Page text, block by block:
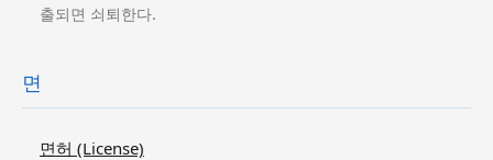
출되면 쇠퇴한다.
면
면허 (License)